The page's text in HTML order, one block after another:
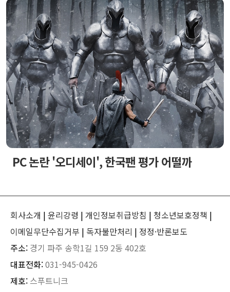
PC 논란 '오디세이', 한국팬 평가 어떨까
회사소개 | 윤리강령 | 개인정보취급방침 | 청소년보호정책 |
이메일무단수집거부 | 독자불만처리 | 정정·반론보도
주소: 경기 파주 송학1길 159 2동 402호
대표전화:031-945-0426
제호: 스푸트니크